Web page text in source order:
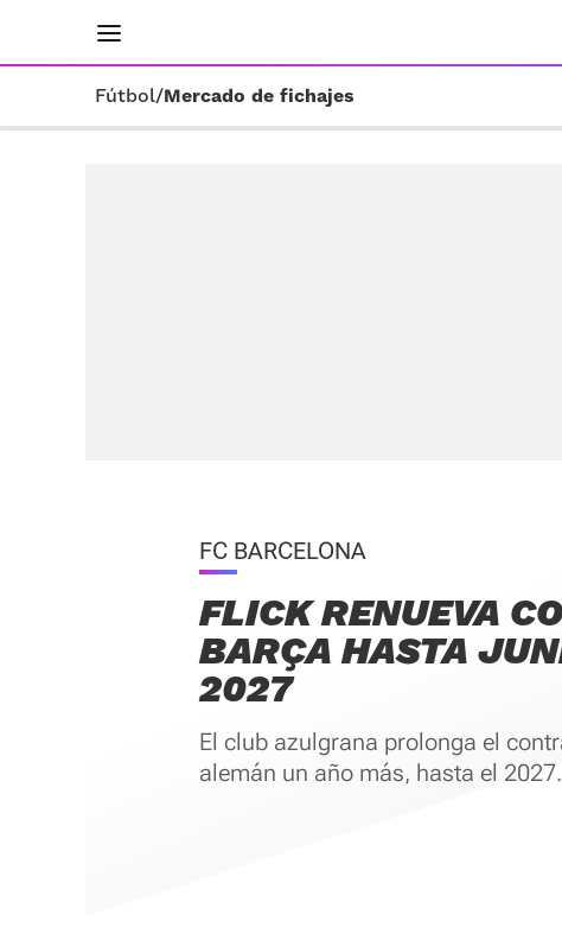
Fútbol/Mercado de fichajes
FC BARCELONA
FLICK RENUEVA
BARÇA HASTA
2027
El club azulgrana prolonga el
alemán un año más, hasta el 2027.